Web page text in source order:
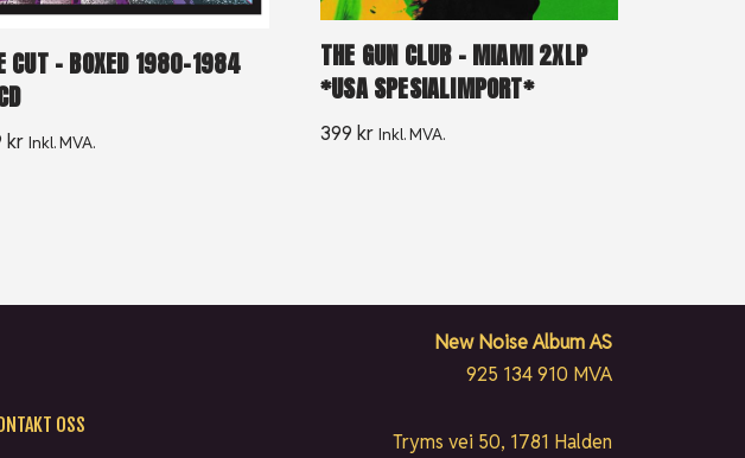
CUT – BOXED 1980-1984
kr Inkl. MVA.
THE GUN CLUB – MIAMI 2XLP
*USA SPESIALIMPORT*
399kr Inkl. MVA.
OSS
New Noise Album AS
925 134 910 MVA
Tryms vei 50, 1781 Halden